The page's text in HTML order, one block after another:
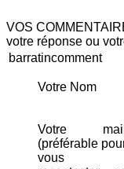
VOS
votre réponse ou
barratincomment
Votre Nom
Votre mail
(préférable
vous